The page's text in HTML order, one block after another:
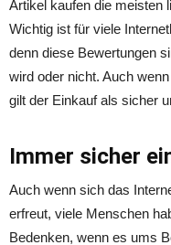
Artikel kaufen die meisten
Wichtig ist für viele
denn diese Bewertungen
wird oder nicht. Auch
gilt der Einkauf als sicher
Immer sicher
Auch wenn sich das
erfreut, viele Menschen
Bedenken, wenn es ums